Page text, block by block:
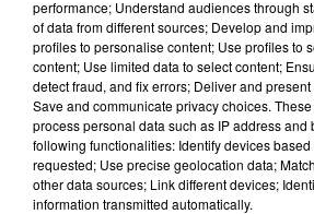
LE MAGASIN JOUÉCLUB DE
SES PORTES
C'était l'une des institutions du
rémois. Le magasin JouéClub
fermer ses portes.
TITRES DIFFUSÉS
performance; Understand audiences through
of data from different sources; Develop and
profiles to personalise content; Use profiles to
content; Use limited data to select content;
detect fraud, and fix errors; Deliver and
Save and communicate privacy choices.
process personal data such as IP address and
following functionalities: Identify devices
requested; Use precise geolocation data;
other data sources; Link different devices;
information transmitted automatically.